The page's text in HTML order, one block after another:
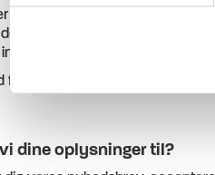
behandles personoplysninger
oplysninger eller data, der
mod, at oplysninger
for at klage over behandlingen
dine oplysninger til?